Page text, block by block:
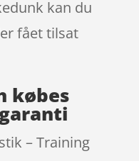
kan du
fået tilsat
købes
– Training